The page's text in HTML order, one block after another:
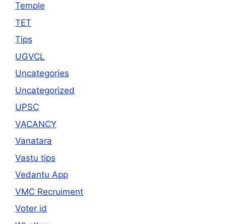
Temple
TET
Tips
UGVCL
Uncategories
Uncategorized
UPSC
VACANCY
Vanatara
Vastu tips
Vedantu App
VMC Recruiment
Voter id